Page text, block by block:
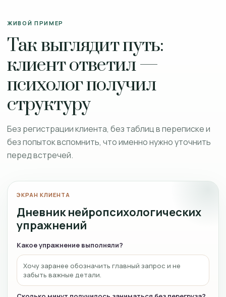
ЖИВОЙ ПРИМЕР
Так выглядит путь:
клиент ответил —
психолог получил
структуру
Без регистрации клиента, без таблиц в переписке и
без попыток вспомнить, что именно нужно уточнить
перед встречей.
ЭКРАН КЛИЕНТА
Дневник нейропсихологических
упражнений
Какое упражнение выполняли?
Хочу заранее обозначить главный запрос и не
забыть важные детали.